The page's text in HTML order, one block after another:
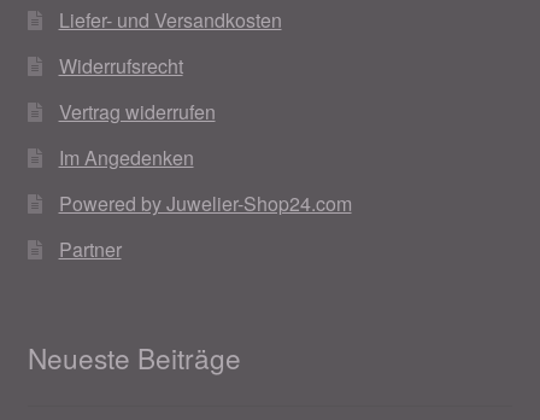
Liefer- und Versandkosten
Widerrufsrecht
Vertrag widerrufen
Im Angedenken
Powered by Juwelier-Shop24.com
Partner
Neueste Beiträge